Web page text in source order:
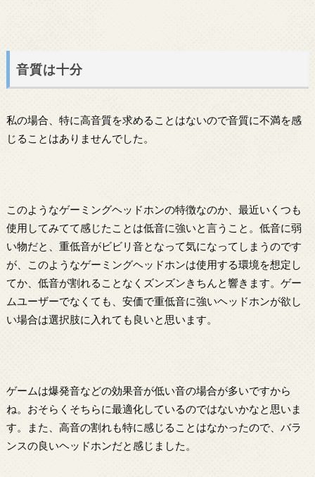
音質は十分
私の場合、特に高音質を求めることはないので音質に不満を感
じることはありませんでした。
このようなゲーミングヘッドホンの特徴なのか、最近いくつも
使用してみてて感じたことは低音に強いと言うこと。低音に弱
い物だと、重低音がビビリ音となって気になってしまうのです
が、このようなゲーミングヘッドホンは使用する環境を想定し
てか、低音が割れることなくズンズンきちんと響きます。ゲー
ムユーザーでなくても、安価で重低音に強いヘッドホンが欲し
い場合は選択肢に入れても良いと思います。
ゲームは爆発音などの効果音が低い音の場合が多いですから
ね。おそらくそちらに最適化しているのではないかなと思いま
す。また、高音の割れも特に感じることはなかったので、バラ
ンスの良いヘッドホンだと感じました。